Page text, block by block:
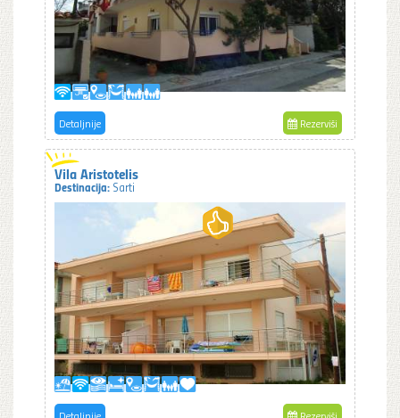
Detaljnije Rezerviši
Vila Aristotelis
Destinacija: Sarti